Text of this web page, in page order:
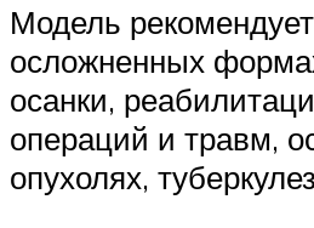
Модель
осложненных
осанки,
операций и травм,
опухолях,